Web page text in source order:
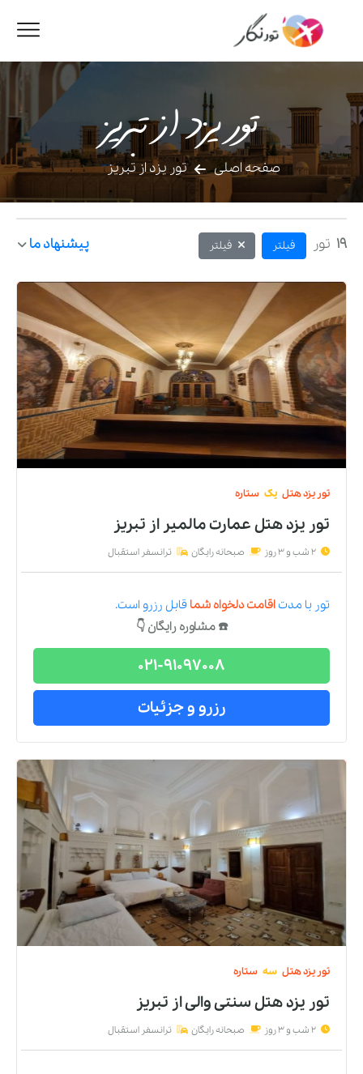
تور یزد از تبریز
صفحه اصلی تور یزد از تبریز
19 تور فیلتر فیلتر پیشنهاد ما
تور یزدهتل یک ستاره
تور یزد هتل عمارت مالمیر از تبریز
2 شب و 3 روز صبحانه رایگان ترانسفر استقبال
تور با مدتاقامت دلخواه شما قابل رزرو است.
☎️ مشاوره رایگان 👇
021-91097008
رزرو و جزئیات
تور یزدهتل سه ستاره
تور یزد هتل سنتی والیاز تبریز
2 شب و 3 روز صبحانه رایگان ترانسفر استقبال